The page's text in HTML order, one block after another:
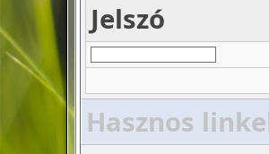
Jelszó
Hasznos